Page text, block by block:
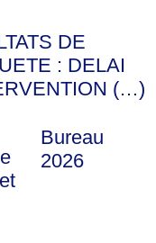
DE
: DELAI
(…)
Bureau
2026